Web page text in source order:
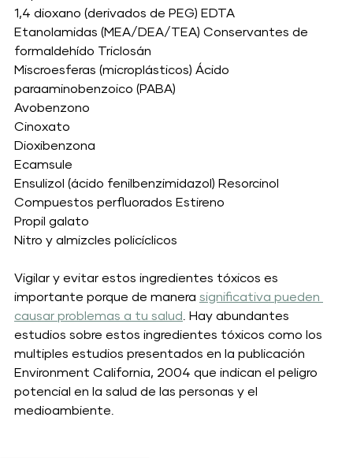
1,4 dioxano (derivados de PEG) EDTA
Etanolamidas (MEA/DEA/TEA) Conservantes de
formaldehído Triclosán
Miscroesferas (microplásticos) Ácido
paraaminobenzoico (PABA)
Avobenzono
Cinoxato
Dioxibenzona
Ecamsule
Ensulizol (ácido fenilbenzimidazol) Resorcinol
Compuestos perfluorados Estireno
Propil galato
Nitro y almizcles policíclicos
Vigilar y evitar estos ingredientes tóxicos es
importante porque de manera significativa pueden
causar problemas a tu salud . Hay abundantes
estudios sobre estos ingredientes tóxicos como los
multiples estudios presentados en la publicación
Environment California, 2004 que indican el peligro
potencial en la salud de las personas y el
medioambiente.